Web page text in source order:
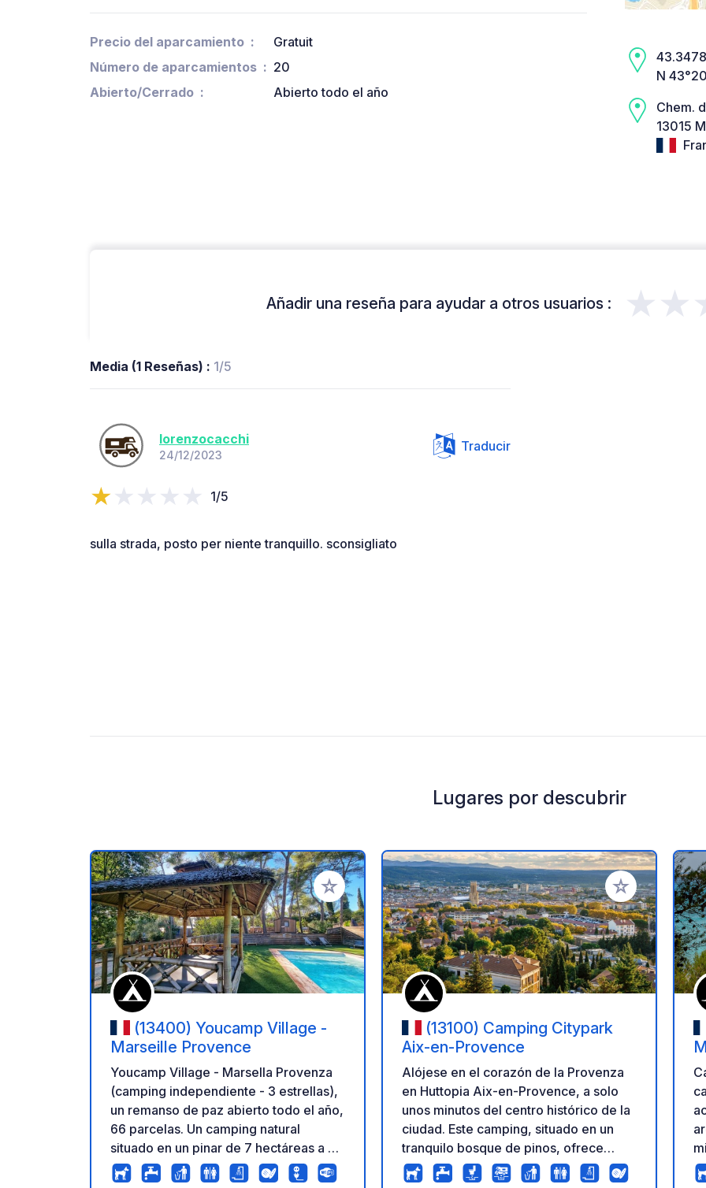
Precio del aparcamiento
Gratuit
Número de aparcamientos
20
Abierto/Cerrado
Abierto todo el año
N
Chem.
13015
Añadir una reseña para ayudar a otros usuarios :
Media (1 Reseñas) : 1/5
lorenzocacchi
24/12/2023
Traducir
1/5
sulla strada, posto per niente tranquillo. sconsigliato
Lugares por descubrir
Añadir a tus favoritos
(13400) Youcamp Village -
Marseille Provence
Youcamp Village - Marsella Provenza
(camping independiente - 3 estrellas),
un remanso de paz abierto todo el año,
66 parcelas. Un camping natural
situado en un pinar de 7 hectáreas a 20
minutos del centro de Marsella y de las
Añadir a tus
(13100) Camping Citypark
Aix-en-Provence
Alójese en el corazón de la Provenza
en Huttopia Aix-en-Provence, a solo
unos minutos del centro histórico de la
ciudad. Este camping, situado en un
tranquilo bosque de pinos, ofrece
parcelas sombreadas y alojamiento